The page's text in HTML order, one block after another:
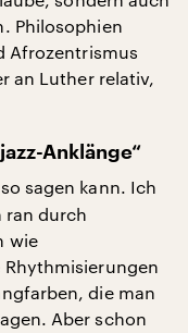
Philosophien
Afrozentrismus
an Luther relativ,
Anklänge“
sagen kann. Ich
ran durch
wie
Rhythmisierungen
die man
Aber schon